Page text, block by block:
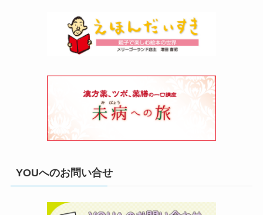
YOUへのお問い合せ